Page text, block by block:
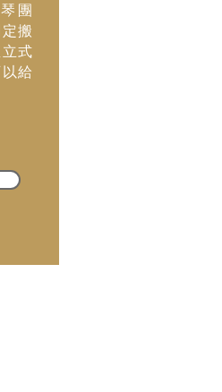
團
搬
式
給